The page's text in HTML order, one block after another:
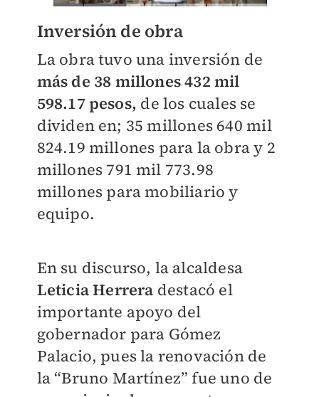
Inversión de obra
La obra tuvo una inversión de
más de 38 millones 432 mil
598.17 pesos, de los cuales se
dividen en; 35 millones 640 mil
824.19 millones para la obra y 2
millones 791 mil 773.98
millones para mobiliario y
equipo.
En su discurso, la alcaldesa
Leticia Herrera destacó el
importante apoyo del
gobernador para Gómez
Palacio, pues la renovación de
la “Bruno Martínez” fue uno de